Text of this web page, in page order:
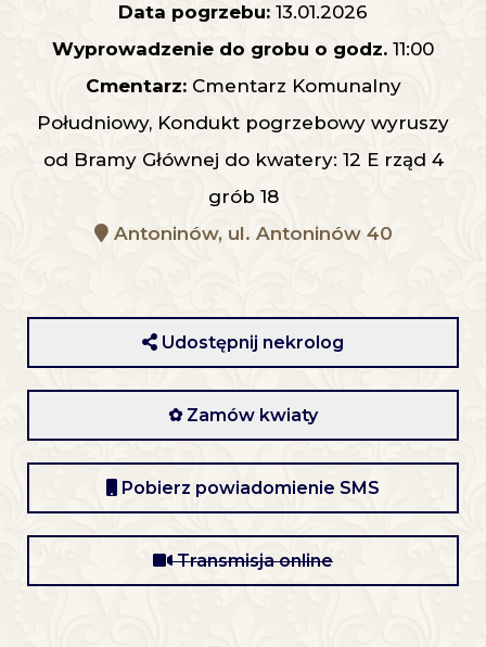
Data pogrzebu: 13.01.2026
Wyprowadzenie do grobu o godz. 11:00
Cmentarz:Cmentarz Komunalny
Południowy, Kondukt pogrzebowy wyruszy
od Bramy Głównej do kwatery: 12 E rząd 4
grób 18
Antoninów, ul. Antoninów 40
Udostępnij nekrolog
✿ Zamów kwiaty
Pobierz powiadomienie SMS
Transmisja online